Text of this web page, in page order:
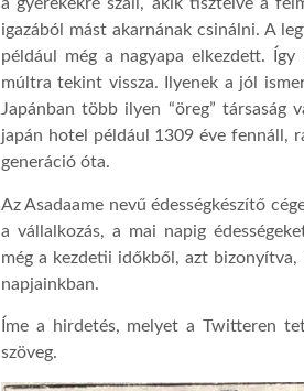
a gyerekekre száll, akik tisztelve a
igazából mást akarnának csinálni. A
például még a nagyapa elkezdett.
múltra tekint vissza. Ilyenek a jól
Japánban több ilyen “öreg” társaság
japán hotel például
1309 éve fennáll,
generáció óta.
Az Asadaame nevű édességkészítő
a vállalkozás, a mai napig
még a kezdetii időkből, azt
napjainkban.
Íme a hirdetés, melyet a Twitteren
szöveg.